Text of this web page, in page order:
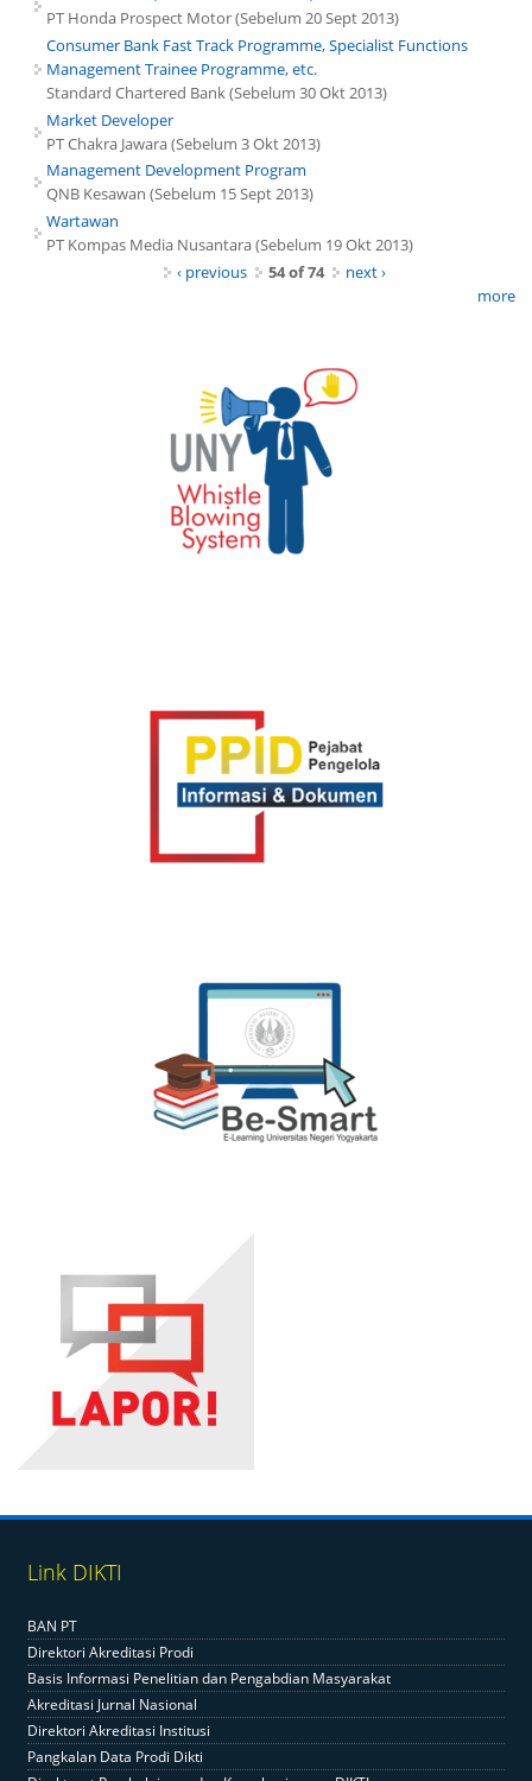
PT Honda Prospect Motor (Sebelum 20 Sept 2013)
Consumer Bank Fast Track Programme, Specialist Functions
Management Trainee Programme, etc.
Standard Chartered Bank (Sebelum 30 Okt 2013)
Market Developer
PT Chakra Jawara (Sebelum 3 Okt 2013)
Management Development Program
QNB Kesawan (Sebelum 15 Sept 2013)
Wartawan
PT Kompas Media Nusantara (Sebelum 19 Okt 2013)
‹ previous
54 of 74
next ›
more
Link DIKTI
BAN PT
Direktori Akreditasi Prodi
Basis Informasi Penelitian dan Pengabdian Masyarakat
Akreditasi Jurnal Nasional
Direktori Akreditasi Institusi
Pangkalan Data Prodi Dikti